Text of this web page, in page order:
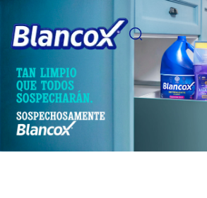
Pasar al contenido principal